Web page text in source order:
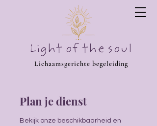
Light of the soul
Lichaamsgerichte begeleiding
Plan je dienst
Bekijk onze beschikbaarheid en